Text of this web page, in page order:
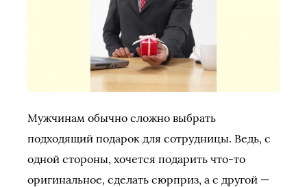
Мужчинам обычно сложно выбрать
подходящий подарок для сотрудницы. Ведь, с
одной стороны, хочется подарить что-то
оригинальное, сделать сюрприз, а с другой —